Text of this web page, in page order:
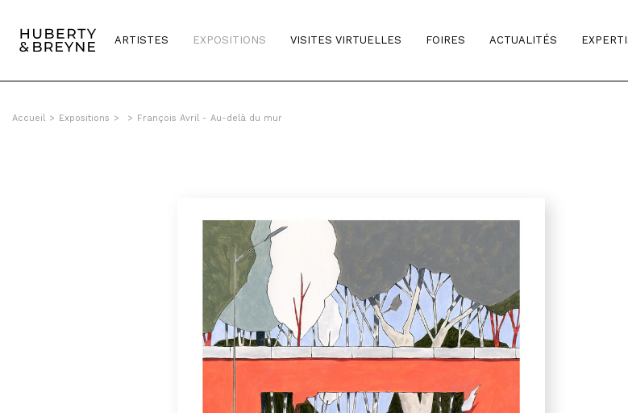
ARTISTES EXPOSITIONS VISITES VIRTUELLES FOIRES ACTUALITÉS
Accueil > Expositions > > François Avril - Au-delà du mur